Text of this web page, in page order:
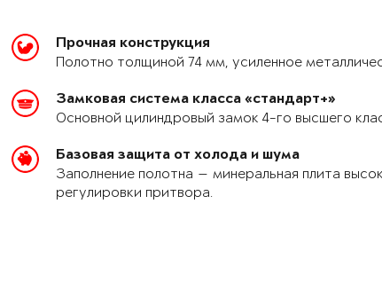
Прочная конструкция
Полотно толщиной 74 мм, усиленное
Замковая система класса «стандарт+»
Основной цилиндровый замок 4-го высшего
Базовая защита от холода и шума
Заполнение полотна — минеральная плита
регулировки притвора.